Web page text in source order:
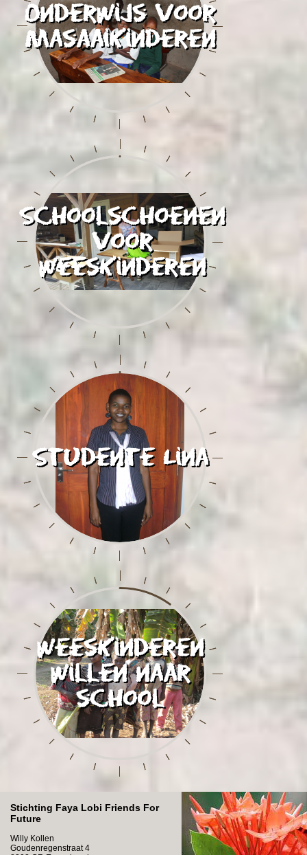
Onderwijs voor
Masaaikinderen
Schoolschoenen
voor
weeskinderen
Studente Lina
Weeskinderen
willen naar
school
Stichting Faya Lobi Friends For
Future
Willy Kollen
Goudenregenstraat 4